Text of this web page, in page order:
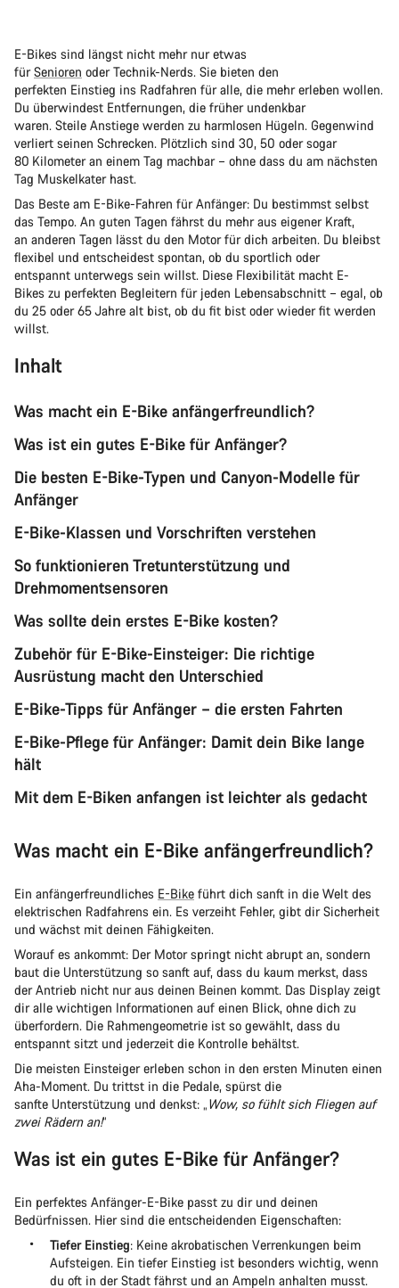
E-Bikes sind längst nicht mehr nur etwas
fürSenioren oder Technik-Nerds. Sie bieten den
perfekten Einstieg ins Radfahren für alle, die mehr erleben wollen.
Du überwindest Entfernungen, die früher undenkbar
waren. Steile Anstiege werden zu harmlosen Hügeln. Gegenwind
verliert seinen Schrecken. Plötzlich sind 30, 50 oder sogar
80 Kilometer an einem Tag machbar – ohne dass du am nächsten
Tag Muskelkater hast.
Das Beste am E-Bike-Fahren für Anfänger: Du bestimmst selbst
das Tempo. An guten Tagen fährst du mehr aus eigener Kraft,
an anderen Tagen lässt du den Motor für dich arbeiten. Du bleibst
flexibel und entscheidest spontan, ob du sportlich oder
entspannt unterwegs sein willst. Diese Flexibilität macht E-
Bikes zu perfekten Begleitern für jeden Lebensabschnitt – egal, ob
du 25 oder 65 Jahre alt bist, ob du fit bist oder wieder fit werden
willst.
Inhalt
Was macht ein E-Bike anfängerfreundlich?
Was ist ein gutes E-Bike für Anfänger?
Die besten E-Bike-Typen und Canyon-Modelle für
Anfänger
E-Bike-Klassen und Vorschriften verstehen
So funktionieren Tretunterstützung und
Drehmomentsensoren
Was sollte dein erstes E-Bike kosten?
Zubehör für E-Bike-Einsteiger: Die richtige
Ausrüstung macht den Unterschied
E-Bike-Tipps für Anfänger – die ersten Fahrten
E-Bike-Pflege für Anfänger: Damit dein Bike lange
hält
Mit dem E-Biken anfangen ist leichter als gedacht
Was macht ein E-Bike anfängerfreundlich?
Ein anfängerfreundliches E-Bike führt dich sanft in die Welt des
elektrischen Radfahrens ein. Es verzeiht Fehler, gibt dir Sicherheit
und wächst mit deinen Fähigkeiten.
Worauf es ankommt: Der Motor springt nicht abrupt an, sondern
baut die Unterstützung so sanft auf, dass du kaum merkst, dass
der Antrieb nicht nur aus deinen Beinen kommt. Das Display zeigt
dir alle wichtigen Informationen auf einen Blick, ohne dich zu
überfordern. Die Rahmengeometrie ist so gewählt, dass du
entspannt sitzt und jederzeit die Kontrolle behältst.
Die meisten Einsteiger erleben schon in den ersten Minuten einen
Aha-Moment. Du trittst in die Pedale, spürst die
sanfte Unterstützung und denkst: „Wow, so fühlt sich Fliegen auf
zwei Rädern an!“
Was ist ein gutes E-Bike für Anfänger?
Ein perfektes Anfänger-E-Bike passt zu dir und deinen
Bedürfnissen. Hier sind die entscheidenden Eigenschaften:
Tiefer Einstieg: Keine akrobatischen Verrenkungen beim
Aufsteigen. Ein tiefer Einstieg ist besonders wichtig, wenn
du oft in der Stadt fährst und an Ampeln anhalten musst.